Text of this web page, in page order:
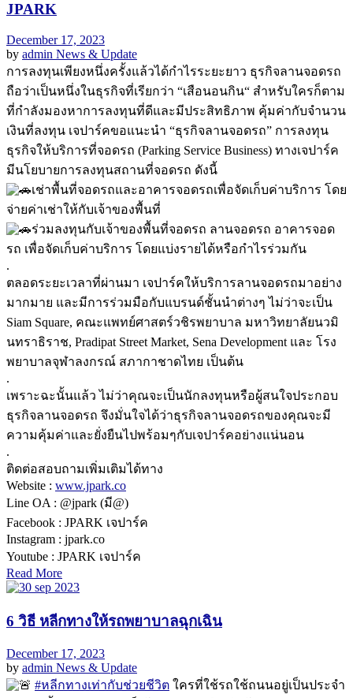
JPARK
December 17, 2023
by admin News & Update
การลงทุนเพียงหนึ่งครั้งแล้วได้กำไรระยะยาว ธุรกิจลานจอดรถ
ถือว่าเป็นหนึ่งในธุรกิจที่เรียกว่า “เสือนอนกิน“ สำหรับใครก็ตาม
ที่กำลังมองหาการลงทุนที่ดีและมีประสิทธิภาพ คุ้มค่ากับจำนวน
เงินที่ลงทุน เจปาร์คขอแนะนำ “ธุรกิจลานจอดรถ” การลงทุน
ธุรกิจให้บริการที่จอดรถ (Parking Service Business) ทางเจปาร์ค
มีนโยบายการลงทุนสถานที่จอดรถ ดังนี้
เช่าพื้นที่จอดรถและอาคารจอดรถเพื่อจัดเก็บค่าบริการ โดย
จ่ายค่าเช่าให้กับเจ้าของพื้นที่
ร่วมลงทุนกับเจ้าของพื้นที่จอดรถ ลานจอดรถ อาคารจอด
รถ เพื่อจัดเก็บค่าบริการ โดยแบ่งรายได้หรือกำไรร่วมกัน
.
ตลอดระยะเวลาที่ผ่านมา เจปาร์คให้บริการลานจอดรถมาอย่าง
มากมาย และมีการร่วมมือกับแบรนด์ชั้นนำต่างๆ ไม่ว่าจะเป็น
Siam Square, คณะแพทย์ศาสตร์วชิรพยาบาล มหาวิทยาลัยนวมิ
นทราธิราช, Pradipat Street Market, Sena Development และ โรง
พยาบาลจุฬาลงกรณ์ สภากาชาดไทย เป็นต้น
.
เพราะฉะนั้นแล้ว ไม่ว่าคุณจะเป็นนักลงทุนหรือผู้สนใจประกอบ
ธุรกิจลานจอดรถ จึงมั่นใจได้ว่าธุรกิจลานจอดรถของคุณจะมี
ความคุ้มค่าและยั่งยืนไปพร้อมๆกับเจปาร์คอย่างแน่นอน
.
ติดต่อสอบถามเพิ่มเติมได้ทาง
Website : www.jpark.co
Line OA : @jpark (มี@)
Facebook : JPARK เจปาร์ค
Instagram : jpark.co
Youtube : JPARK เจปาร์ค
Read More
6 วิธี หลีกทางให้รถพยาบาลฉุกเฉิน
December 17, 2023
by admin News & Update
#หลีกทางเท่ากับช่วยชีวิต ใครที่ใช้รถใช้ถนนอยู่เป็นประจำ